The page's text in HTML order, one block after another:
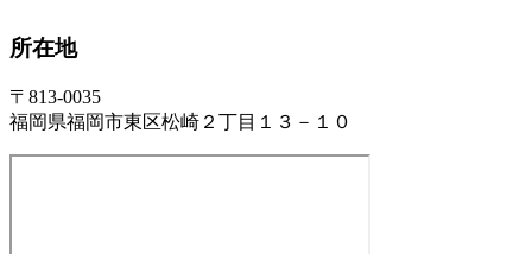
所在地
〒813-0035
福岡県福岡市東区松崎２丁目１３－１０